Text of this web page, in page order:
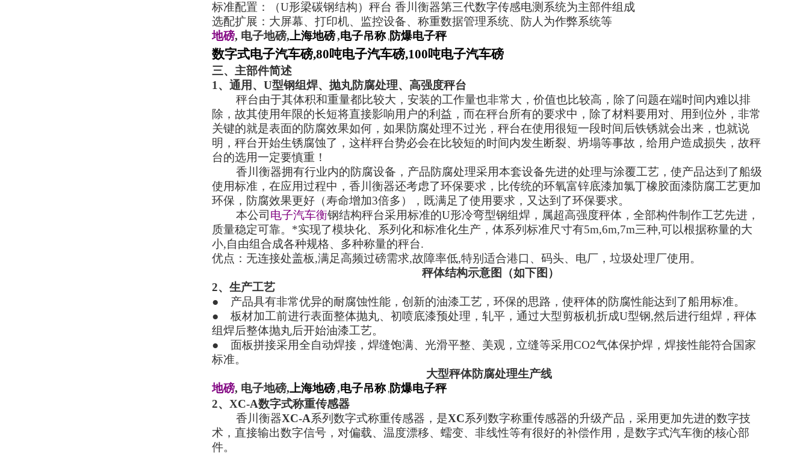
标准配置：
（U形梁碳钢结构） 秤台 香川衡器第三代数字传感电测系统为主部件组成
选配扩展：大屏幕、打印机、监控设备、称重数据管理系统、防人为作弊系统等
地磅, 电子地磅,上海地磅,电子吊称, 防爆电子秤
数字式电子汽车磅,80吨电子汽车磅,100吨电子汽车磅
三、主部件简述
1 、通用、 U型钢组焊、抛丸防腐处理、高强度秤台
秤台由于其体积和重量都比较大，安装的工作量也非常大，价值也比较高，除了问题在端时间内难以排
除，故其使用年限的长短将直接影响用户的利益，而在秤台所有的要求中，除了材料要用对、用到位外，非常
关键的就是表面的防腐效果如何，如果防腐处理不过光，秤台在使用很短一段时间后铁锈就会出来，也就说
明，秤台开始生锈腐蚀了，这样秤台势必会在比较短的时间内发生断裂、坍塌等事故，给用户造成损失，故秤
台的选用一定要慎重！
香川衡器拥有行业内的防腐设备，产品防腐处理采用本套设备先进的处理与涂覆工艺，使产品达到了船级
使用标准，在应用过程中，香川衡器还考虑了环保要求，比传统的环氧富锌底漆加氯丁橡胶面漆防腐工艺更加
环保，防腐效果更好 （寿命增加3倍多 ）
，既满足了使用要求，又达到了环保要求。
本公司 电子汽车衡钢结构秤台采用标准的U形冷弯型钢组焊，属超高强度秤体，全部构件制作工艺先进，
质量稳定可靠。*实现了模块化、系列化和标准化生产，体系列标准尺寸有5m,6m,7m三种,可以根据称量的大
小,自由组合成各种规格、多种称量的秤台.
优点：无连接处盖板,满足高频过磅需求,故障率低,特别适合港口、码头、电厂，垃圾处理厂使用。
秤体结构示意图
（如下图 ）
2、生产工艺
● 产品具有非常优异的耐腐蚀性能，创新的油漆工艺，环保的思路，使秤体的防腐性能达到了船用标准。
● 板材加工前进行表面整体抛丸、初喷底漆预处理，轧平，通过大型剪板机折成U型钢,然后进行组焊，秤体
组焊后整体抛丸后开始油漆工艺。
● 面板拼接采用全自动焊接，焊缝饱满、光滑平整、美观，立缝等采用CO2气体保护焊，焊接性能符合国家
标准。
大型秤体防腐处理生产线
地磅, 电子地磅,上海地磅,电子吊称, 防爆电子秤
2、 XC-A数字式称重传感器
香川衡器XC-A系列数字式称重传感器，是XC系列数字称重传感器的升级产品，采用更加先进的数字技
术，直接输出数字信号，对偏载、温度漂移、蠕变、非线性等有很好的补偿作用，是数字式汽车衡的核心部
件。